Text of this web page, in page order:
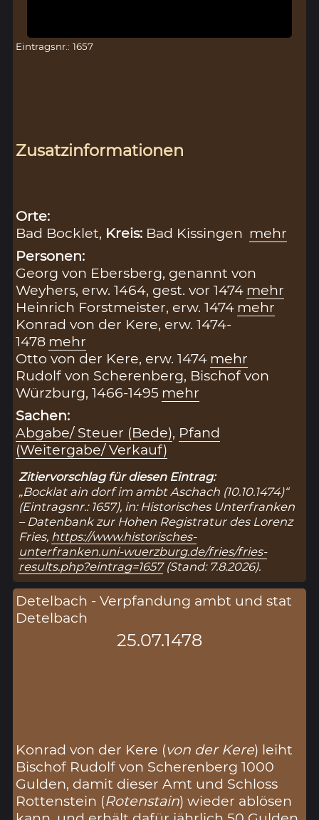
Eintragsnr.: 1657
Zusatzinformationen
Orte:
Bad Bocklet, Kreis: Bad Kissingen mehr
Personen:
Georg von Ebersberg, genannt von
Weyhers, erw. 1464, gest. vor 1474 mehr
Heinrich Forstmeister, erw. 1474 mehr
Konrad von der Kere, erw. 1474-
1478 mehr
Otto von der Kere, erw. 1474 mehr
Rudolf von Scherenberg, Bischof von
Würzburg, 1466-1495 mehr
Sachen:
Abgabe/ Steuer (Bede), Pfand
(Weitergabe/ Verkauf)
Zitiervorschlag für diesen Eintrag:
„Bocklat ain dorf im ambt Aschach (10.10.1474)“
(Eintragsnr.: 1657), in: Historisches Unterfranken
– Datenbank zur Hohen Registratur des Lorenz
Fries, https://www.historisches-
unterfranken.uni-wuerzburg.de/fries/fries-
results.php?eintrag=1657(Stand: 7.8.2026).
Detelbach - Verpfandung ambt und stat
Detelbach
25.07.1478
Konrad von der Kere (von der Kere) leiht
Bischof Rudolf von Scherenberg 1000
Gulden, damit dieser Amt und Schloss
Rottenstein (Rotenstain) wieder ablösen